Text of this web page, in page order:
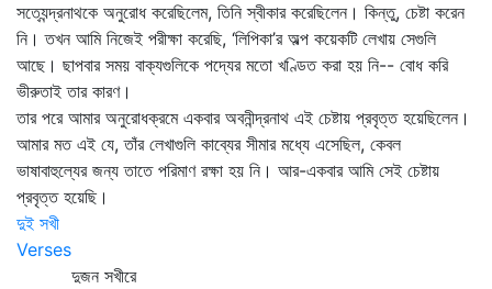
সত্যেন্দ্রনাথকে অনুরোধ করেছিলেম, তিনি স্বীকার করেছিলেন। কিন্তু, চেষ্টা করেন
নি। তখন আমি নিজেই পরীক্ষা করেছি, ‘লিপিকা’র অল্প কয়েকটি লেখায় সেগুলি
আছে। ছাপবার সময় বাক্যগুলিকে পদ্যের মতো খণ্ডিত করা হয় নি-- বোধ করি
ভীরুতাই তার কারণ।
তার পরে আমার অনুরোধক্রমে একবার অবনীন্দ্রনাথ এই চেষ্টায় প্রবৃত্ত হয়েছিলেন।
আমার মত এই যে, তাঁর লেখাগুলি কাব্যের সীমার মধ্যে এসেছিল, কেবল
ভাষাবাহুল্যের জন্য তাতে পরিমাণ রক্ষা হয় নি। আর-একবার আমি সেই চেষ্টায়
প্রবৃত্ত হয়েছি।
দুই সখী
Verses
দুজন সখীরে